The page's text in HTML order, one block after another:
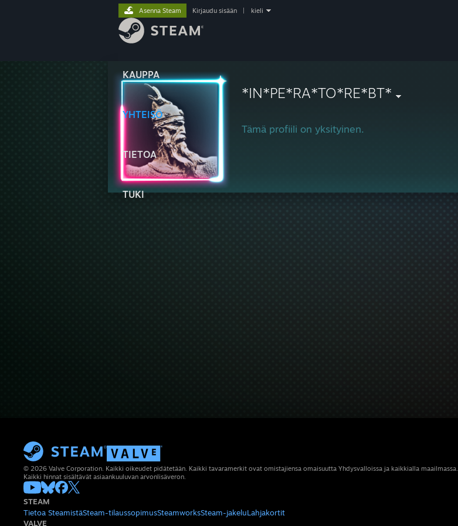
KAUPPA
YHTEISÖ
TIETOA
TUKI
Asenna Steam Kirjaudu sisään kieli
*IN*PE*RA*TO*RE*BT*
Tämä profiili on yksityinen.
© 2026 Valve Corporation. Kaikki oikeudet pidätetään. Kaikki tavaramerkit ovat omistajiensa omaisuutta Yhdysvalloissa ja kaikkialla maailmassa.
Kaikki hinnat sisältävät asiaankuuluvan arvonlisäveron.
STEAM
Tietoa SteamistäSteam-tilaussopimusSteamworksSteam-jakeluLahjakortit
VALVE